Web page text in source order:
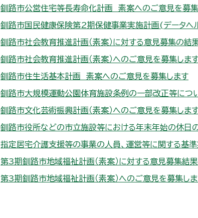
釧路市公営住宅等長寿命化計画 素案へのご意見を募
釧路市国民健康保険第2期保健事業実施計画(データヘ
釧路市社会教育推進計画（素案）に対する意見募集の結
釧路市社会教育推進計画（素案）へのご意見を募集しま
釧路市住生活基本計画 素案へのご意見を募集します
釧路市大規模運動公園体育施設条例の一部改正等につ
釧路市文化芸術振興計画（素案）へのご意見を募集しま
釧路市役所などの市立施設等における年末年始の休日
指定居宅介護支援等の事業の人員、運営等に関する基
第3期釧路市地域福祉計画（素案）に対する意見募集結果
第3期釧路市地域福祉計画（素案）へのご意見を募集し